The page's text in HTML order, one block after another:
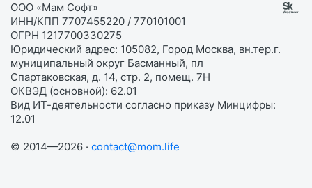
ООО «Мам Софт»
ИНН/КПП 7707455220 / 770101001
ОГРН 1217700330275
Юридический адрес: 105082, Город Москва, вн.тер.г.
муниципальный округ Басманный, пл
Спартаковская, д. 14, стр. 2, помещ. 7Н
ОКВЭД (основной): 62.01
Вид ИТ-деятельности согласно приказу Минцифры:
12.01
© 2014—2026 · contact@mom.life